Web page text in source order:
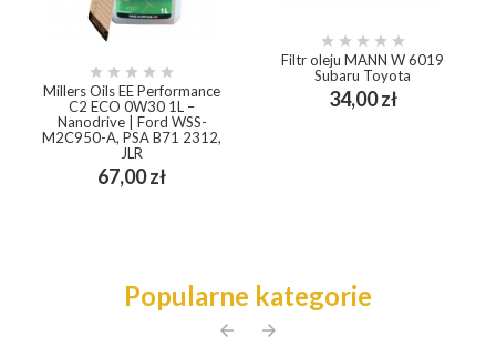
    
Millers Oils EE Performance
C2 ECO 0W30 1L –
Nanodrive | Ford WSS-
M2C950-A, PSA B71 2312,
JLR
67,00 złCena
    
Filtr oleju MANN W 6019
Subaru Toyota
34,00 złCena
Popularne kategorie
arrow_back arrow_forward